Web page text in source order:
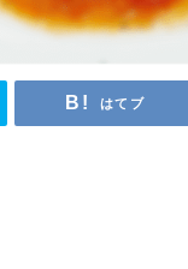
はてブ